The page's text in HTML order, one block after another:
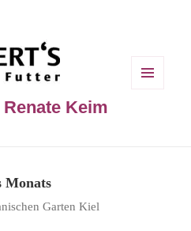
Keim
Monats
Garten Kiel